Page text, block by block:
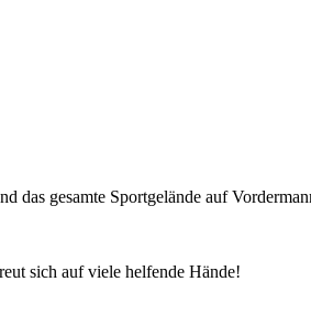
das gesamte Sportgelände auf
sich auf viele helfende Hände!